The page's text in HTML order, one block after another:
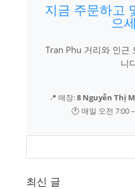
지금 주문하고
으
Tran Phu 거리와 인근
니
📍 매장:8 Nguyễn Thị
🕐 매일 오전 7:00
최신 글